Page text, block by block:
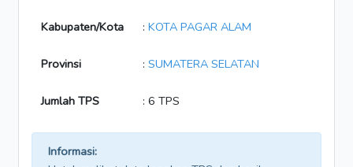
Kabupaten/Kota : KOTA PAGAR ALAM
Provinsi : SUMATERA SELATAN
Jumlah TPS : 6 TPS
Informasi: